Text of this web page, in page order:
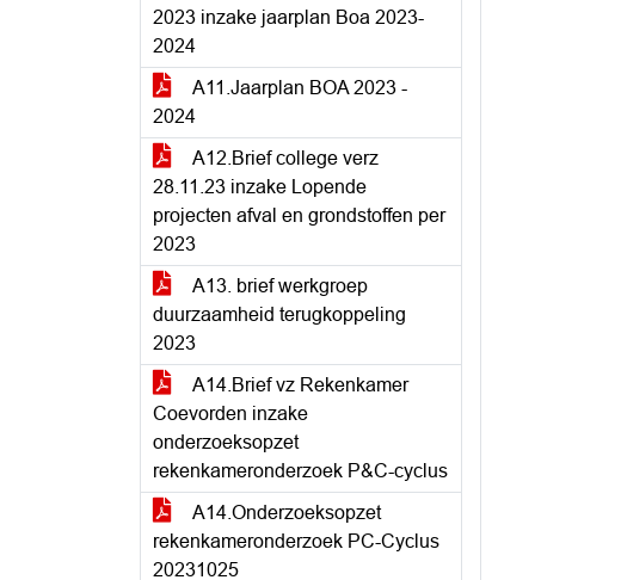
2023 inzake jaarplan Boa 2023-
2024
A11.Jaarplan BOA 2023 -
2024
A12.Brief college verz
28.11.23 inzake Lopende
projecten afval en grondstoffen per
2023
A13. brief werkgroep
duurzaamheid terugkoppeling
2023
A14.Brief vz Rekenkamer
Coevorden inzake
onderzoeksopzet
rekenkameronderzoek P&C-cyclus
A14.Onderzoeksopzet
rekenkameronderzoek PC-Cyclus
20231025